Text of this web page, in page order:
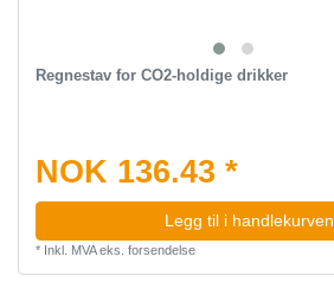
Regnestav for CO2-holdige drikker
NOK 136.43 *
Legg til i handlekurven
* Inkl. MVAeks. forsendelse